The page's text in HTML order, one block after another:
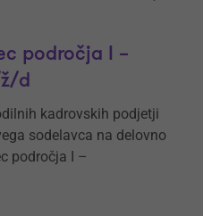
področja I –
d
kadrovskih podjetji
sodelavca na delovno
področja I –